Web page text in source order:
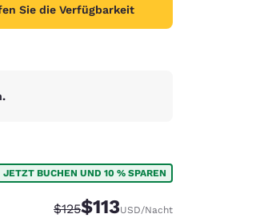
Sie die Verfügbarkeit
JETZT BUCHEN UND 10 % SPAREN
Durchgestrichener Preis:
$125Vergünstigter Preis:
$113USD/Nacht